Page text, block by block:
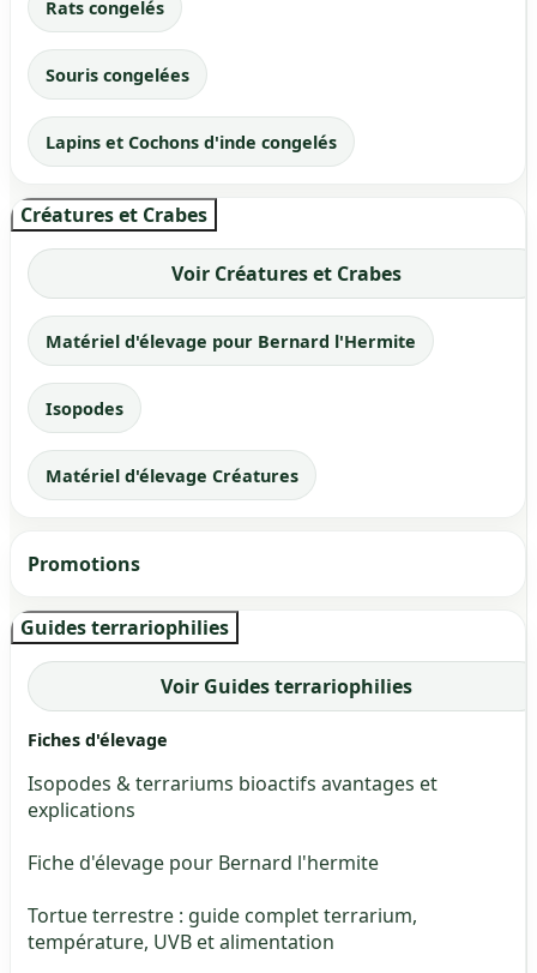
Rats congelés
Souris congelées
Lapins et Cochons d'inde congelés
Créatures et Crabes
Voir Créatures et Crabes
Matériel d'élevage pour Bernard l'Hermite
Isopodes
Matériel d'élevage Créatures
Promotions
Guides terrariophilies
Voir Guides terrariophilies
Fiches d'élevage
Isopodes & terrariums bioactifs avantages et
explications
Fiche d'élevage pour Bernard l'hermite
Tortue terrestre : guide complet terrarium,
température, UVB et alimentation